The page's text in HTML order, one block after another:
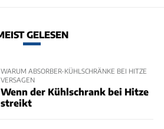
GELESEN
WARUM ABSORBER-KÜHLSCHRÄNKE BEI HITZE
VERSAGEN
Wenn der Kühlschrank bei Hitze
streikt